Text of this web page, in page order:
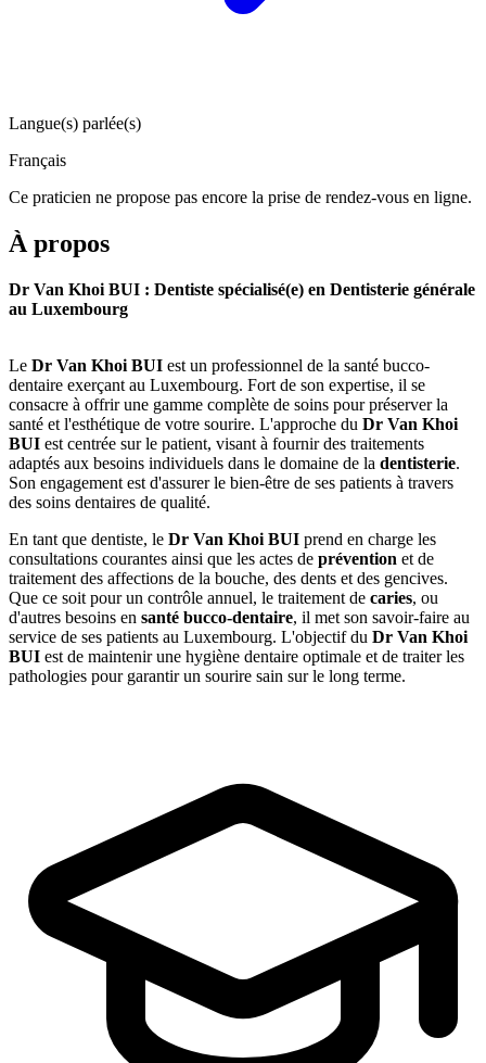
Langue(s) parlée(s)
Français
Ce praticien ne propose pas encore la prise de rendez-vous en ligne.
À propos
Dr Van Khoi BUI : Dentiste spécialisé(e) en Dentisterie générale
au Luxembourg
Le Dr Van Khoi BUI est un professionnel de la santé bucco-
dentaire exerçant au Luxembourg. Fort de son expertise, il se
consacre à offrir une gamme complète de soins pour préserver la
santé et l'esthétique de votre sourire. L'approche du Dr Van Khoi
BUI est centrée sur le patient, visant à fournir des traitements
adaptés aux besoins individuels dans le domaine de la dentisterie.
Son engagement est d'assurer le bien-être de ses patients à travers
des soins dentaires de qualité.
En tant que dentiste, le Dr Van Khoi BUI prend en charge les
consultations courantes ainsi que les actes de prévention et de
traitement des affections de la bouche, des dents et des gencives.
Que ce soit pour un contrôle annuel, le traitement de caries, ou
d'autres besoins en santé bucco-dentaire, il met son savoir-faire au
service de ses patients au Luxembourg. L'objectif du Dr Van Khoi
BUI est de maintenir une hygiène dentaire optimale et de traiter les
pathologies pour garantir un sourire sain sur le long terme.